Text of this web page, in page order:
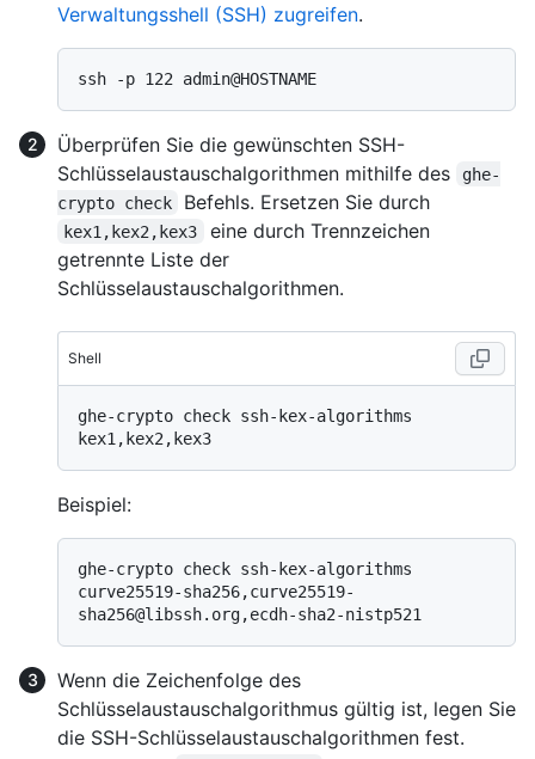
Verwaltungsshell (SSH) zugreifen.
Überprüfen Sie die gewünschten SSH-
Schlüsselaustauschalgorithmen mithilfe des
ghe-
crypto check
Befehls. Ersetzen Sie durch
kex1,kex2,kex3
eine durch Trennzeichen
getrennte Liste der
Schlüsselaustauschalgorithmen.
Shell
ghe-crypto check ssh-kex-algorithms
Beispiel:
ghe-crypto check ssh-kex-algorithms
curve25519-sha256,curve25519-
Wenn die Zeichenfolge des
Schlüsselaustauschalgorithmus gültig ist, legen Sie
die SSH-Schlüsselaustauschalgorithmen fest.